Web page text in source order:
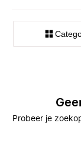
Probeer je